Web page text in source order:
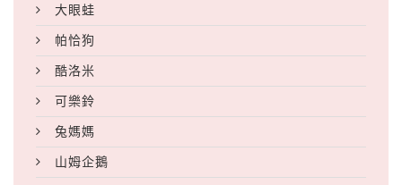
大眼蛙
帕恰狗
酷洛米
可樂鈴
兔媽媽
山姆企鵝